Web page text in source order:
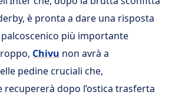
è pronta a dare una risposta
più importante
Chivu non avrà a
pedine cruciali che,
dopo l’ostica trasferta